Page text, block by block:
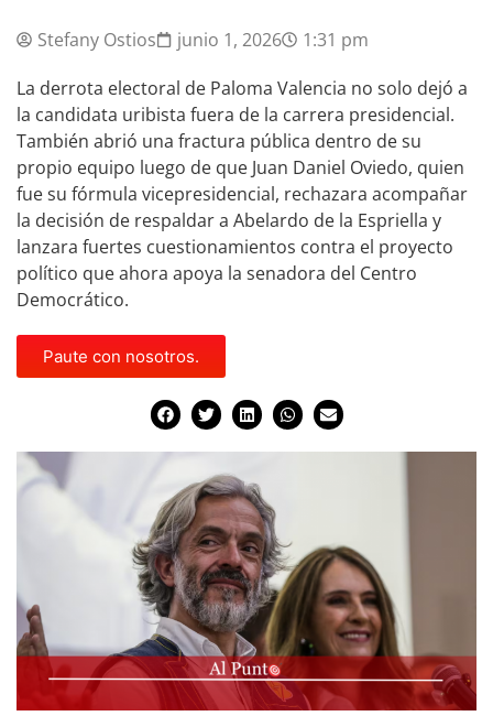
Stefany Ostios junio 1, 2026
1:31 pm
La derrota electoral de Paloma Valencia no solo dejó a
la candidata uribista fuera de la carrera presidencial.
También abrió una fractura pública dentro de su
propio equipo luego de que Juan Daniel Oviedo, quien
fue su fórmula vicepresidencial, rechazara acompañar
la decisión de respaldar a Abelardo de la Espriella y
lanzara fuertes cuestionamientos contra el proyecto
político que ahora apoya la senadora del Centro
Democrático.
Paute con nosotros.